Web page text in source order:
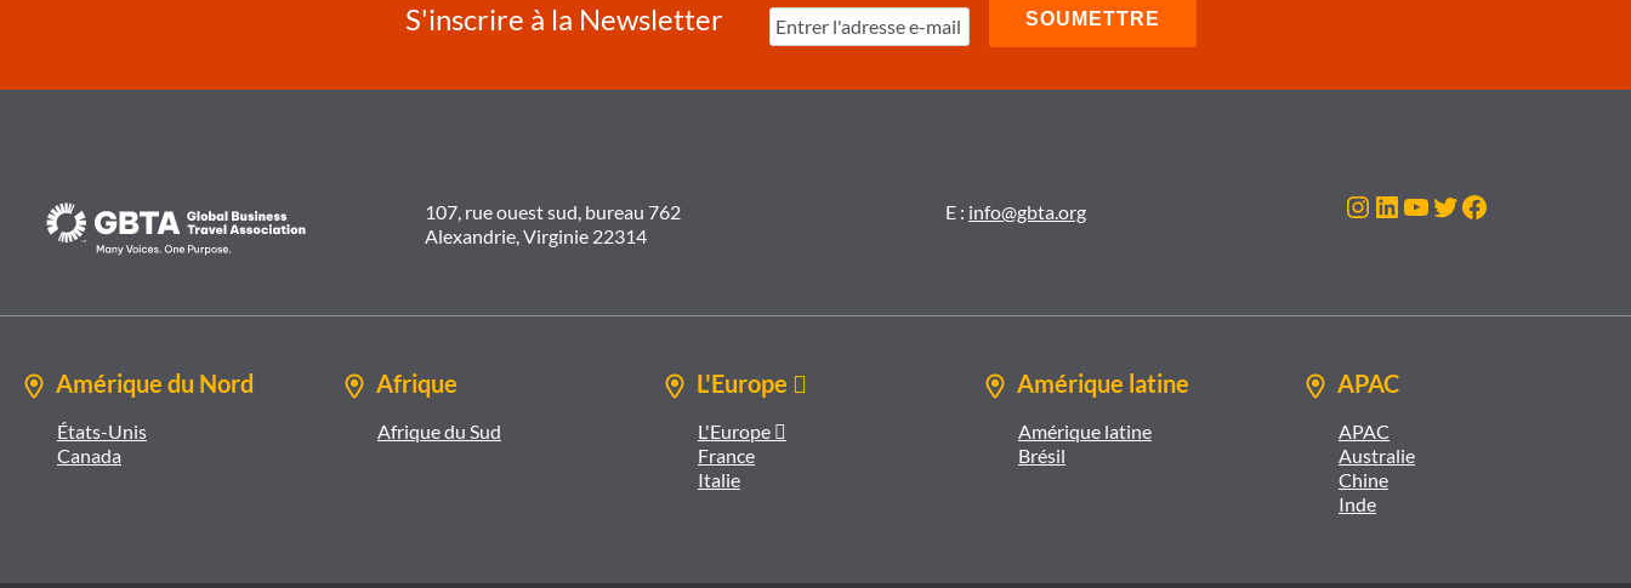
S'inscrire à la Newsletter
107, rue ouest sud, bureau 762
Alexandrie, Virginie 22314
E : info@gbta.org Instagram
LinkedIn
YouTube
Twitter
Facebook
Amérique du Nord
États-Unis
Canada
Afrique
Afrique du Sud
L'Europe 
L'Europe 
France
Italie
Amérique latine
Amérique latine
Brésil
APAC
APAC
Australie
Chine
Inde